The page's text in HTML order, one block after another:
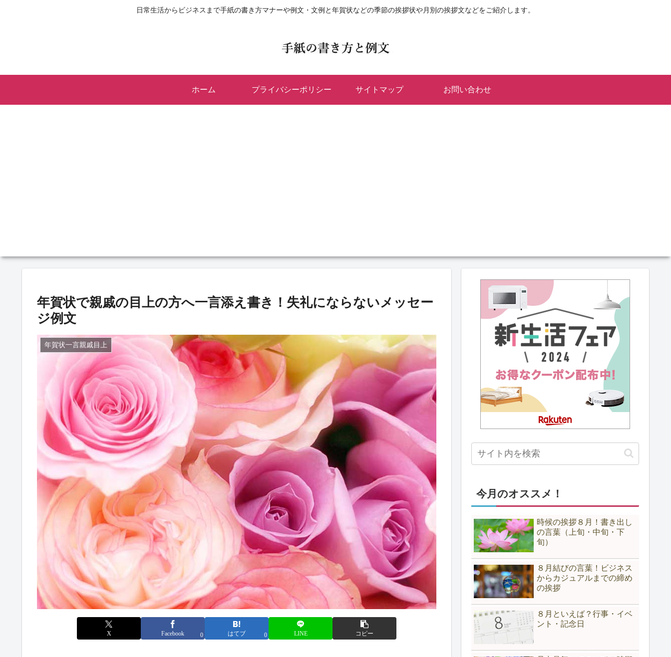
日常生活からビジネスまで手紙の書き方マナーや例文・文例と年賀状などの季節の挨拶状や月別の挨拶文などをご紹介します。
ホーム プライバシーポリシー サイトマップ お問い合わせ
年賀状で親戚の目上の方へ一言添え書き！失礼にならないメッセー
ジ例文
年賀状一言親戚目上
X Facebook 0 はてブ 0 LINE コピー
今月のオススメ！
時候の挨拶８月！書き出し
の言葉（上旬・中旬・下
旬）
８月結びの言葉！ビジネス
からカジュアルまでの締め
の挨拶
８月といえば？行事・イベ
ント・記念日